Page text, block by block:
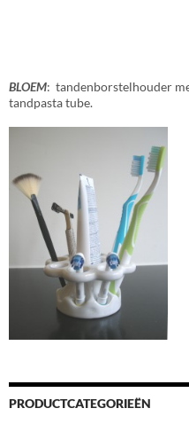
BLOEM: tandenborstelhouder
tandpasta tube.
PRODUCTCATEGORIEËN